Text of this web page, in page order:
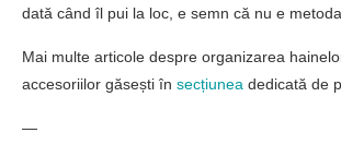
dată când îl pui la loc, e semn că nu e
Mai multe articole despre organizarea
accesoriilor găsești în secțiunea dedicată de
—